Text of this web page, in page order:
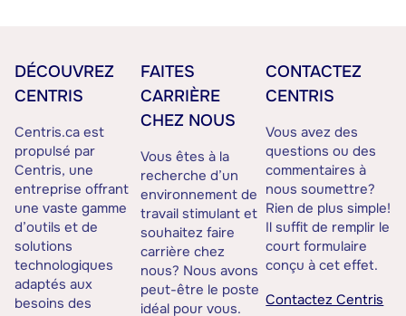
DÉCOUVREZ
CENTRIS
Centris.ca est
propulsé par
Centris, une
entreprise offrant
une vaste gamme
d’outils et de
solutions
technologiques
adaptés aux
besoins des
FAITES
CARRIÈRE
CHEZ NOUS
Vous êtes à la
recherche d’un
environnement de
travail stimulant et
souhaitez faire
carrière chez
nous? Nous avons
peut-être le poste
idéal pour vous.
CONTACTEZ
CENTRIS
Vous avez des
questions ou des
commentaires à
nous soumettre?
Rien de plus simple!
Il suffit de remplir le
court formulaire
conçu à cet effet.
Contactez Centris